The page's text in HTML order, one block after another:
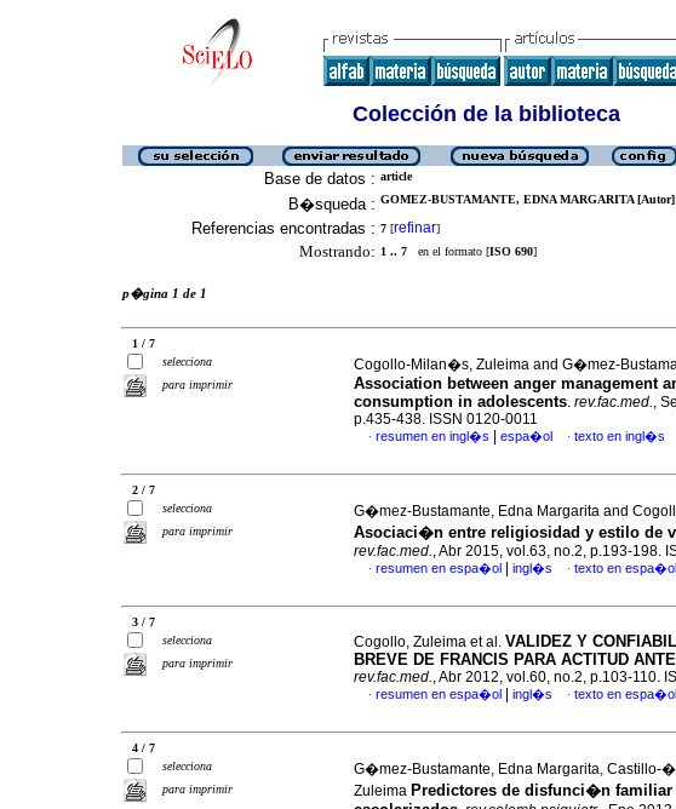
Colección de la biblioteca
Base de datos : article
B�squeda : GOMEZ-BUSTAMANTE, EDNA MARGARITA [Autor]
Referencias encontradas : 7 [refinar]
Mostrando: 1 .. 7 en el formato [ISO 690]
p�gina 1 de 1
1 / 7
selecciona
para imprimir
Cogollo-Milan�s, Zuleima and G�mez-
Association between anger management
consumption in adolescents. rev.fac.med.,
p.435-438. ISSN 0120-0011
· resumen en ingl�s espa�ol · texto en ingl�s
2 / 7
selecciona
para imprimir
G�mez-Bustamante, Edna Margarita and
Asociaci�n entre religiosidad y estilo de
rev.fac.med., Abr 2015, vol.63, no.2, p.193-198.
· resumen en espa�ol ingl�s · texto en espa�ol
3 / 7
selecciona
para imprimir
Cogollo, Zuleima et al. VALIDEZ Y
BREVE DE FRANCIS PARA ACTITUD
rev.fac.med., Abr 2012, vol.60, no.2, p.103-110.
· resumen en espa�ol ingl�s · texto en espa�ol
4 / 7
selecciona
para imprimir
G�mez-Bustamante, Edna Margarita, Castillo-
Zuleima Predictores de disfunci�n familiar